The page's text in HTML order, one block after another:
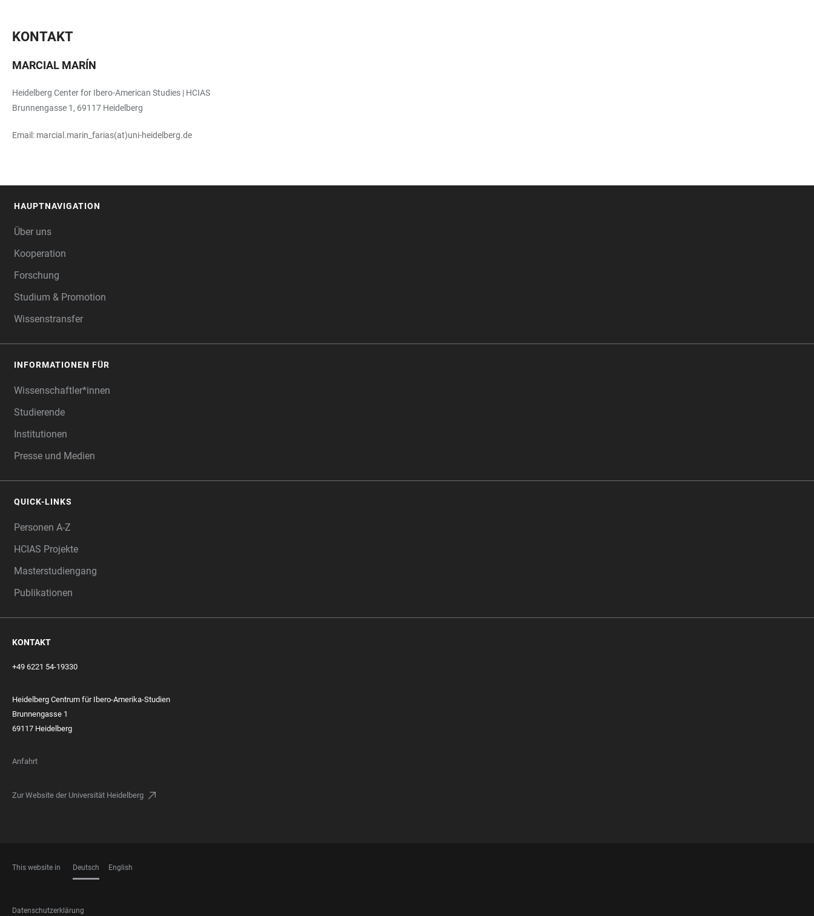
KONTAKT
MARCIAL MARÍN
Heidelberg Center for Ibero-American Studies | HCIAS
Brunnengasse 1, 69117 Heidelberg
Email: marcial.marin_farias(at)uni-heidelberg.de
HAUPTNAVIGATION
Über uns
Kooperation
Forschung
Studium & Promotion
Wissenstransfer
INFORMATIONEN FÜR
Wissenschaftler*innen
Studierende
Institutionen
Presse und Medien
QUICK-LINKS
Personen A-Z
HCIAS Projekte
Masterstudiengang
Publikationen
KONTAKT
+49 6221 54-19330
Heidelberg Centrum für Ibero-Amerika-Studien
Brunnengasse 1
69117 Heidelberg
Anfahrt
Zur Website der Universität Heidelberg
This website in Deutsch English
FOOTER
Datenschutzerklärung